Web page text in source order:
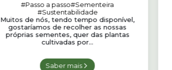
#Passo a passo#Sementeira
#Sustentabilidade
Muitos de nós, tendo tempo disponível,
gostaríamos de recolher as nossas
próprias sementes, quer das plantas
cultivadas por...
Saber mais